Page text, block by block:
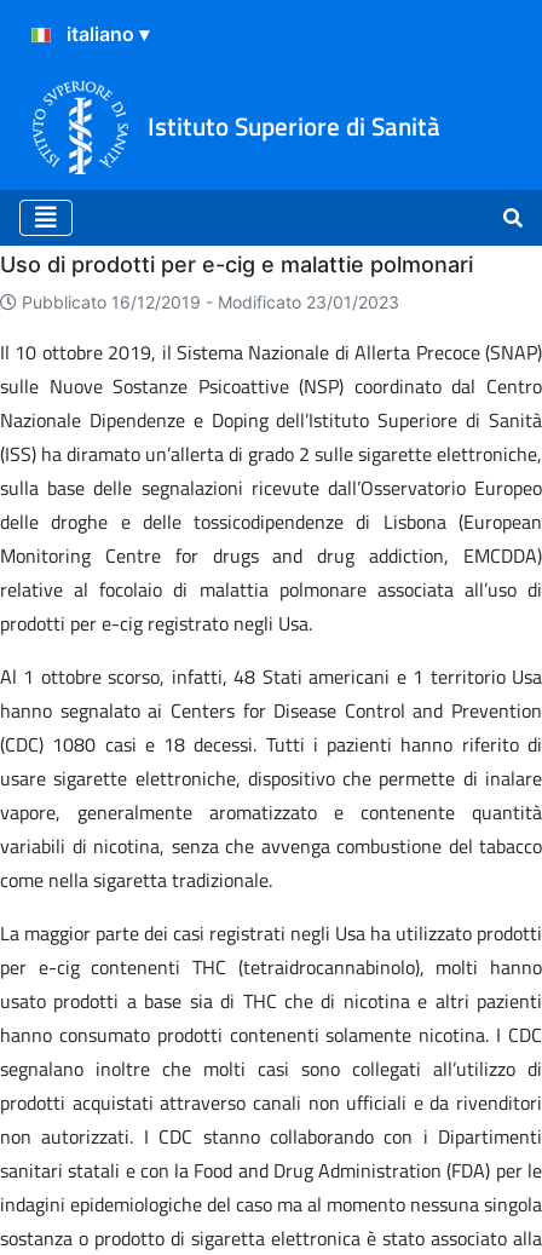
Istituto Superiore di Sanità
Home
Uso di prodotti per e-cig e malattie polmonari
Pubblicato 16/12/2019 - Modificato 23/01/2023
Il 10 ottobre 2019, il Sistema Nazionale di Allerta Precoce (SNAP)
sulle Nuove Sostanze Psicoattive (NSP) coordinato dal Centro
Nazionale Dipendenze e Doping dell’Istituto Superiore di Sanità
(ISS) ha diramato un’allerta di grado 2 sulle sigarette elettroniche,
sulla base delle segnalazioni ricevute dall’Osservatorio Europeo
delle droghe e delle tossicodipendenze di Lisbona (European
Monitoring Centre for drugs and drug addiction, EMCDDA)
relative al focolaio di malattia polmonare associata all’uso di
prodotti per e-cig registrato negli Usa.
Al 1 ottobre scorso, infatti, 48 Stati americani e 1 territorio Usa
hanno segnalato ai Centers for Disease Control and Prevention
(CDC) 1080 casi e 18 decessi. Tutti i pazienti hanno riferito di
usare sigarette elettroniche, dispositivo che permette di inalare
vapore, generalmente aromatizzato e contenente quantità
variabili di nicotina, senza che avvenga combustione del tabacco
come nella sigaretta tradizionale.
La maggior parte dei casi registrati negli Usa ha utilizzato prodotti
per e-cig contenenti THC (tetraidrocannabinolo), molti hanno
usato prodotti a base sia di THC che di nicotina e altri pazienti
hanno consumato prodotti contenenti solamente nicotina. I CDC
segnalano inoltre che molti casi sono collegati all’utilizzo di
prodotti acquistati attraverso canali non ufficiali e da rivenditori
non autorizzati. I CDC stanno collaborando con i Dipartimenti
sanitari statali e con la Food and Drug Administration (FDA) per le
indagini epidemiologiche del caso ma al momento nessuna singola
sostanza o prodotto di sigaretta elettronica è stato associato alla